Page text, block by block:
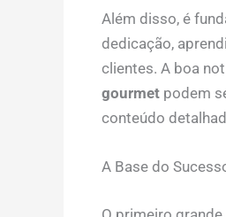
Além disso, é
dedicação,
clientes. A boa
gourmetpodem
conteúdo
A Base do